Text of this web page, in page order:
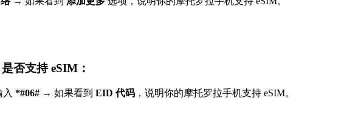
否支持 eSIM：
*#06# → 如果看到 EID 代码 ，说明你的摩托罗拉手机支持 eSIM。